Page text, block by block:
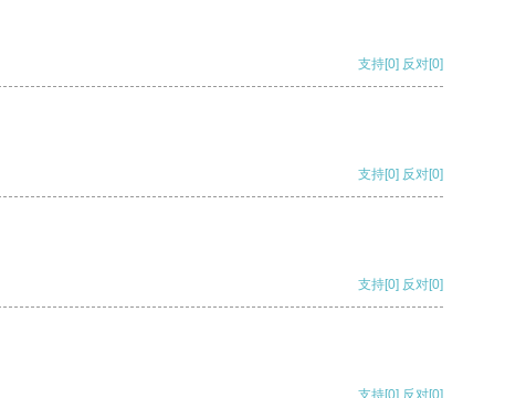
支持[0] 反对[0]
支持[0] 反对[0]
支持[0] 反对[0]
支持[0] 反对[0]